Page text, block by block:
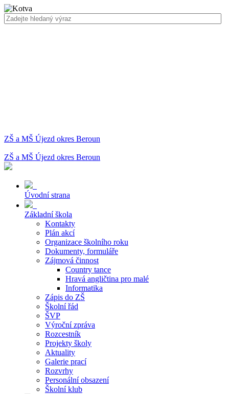
ZŠ a MŠ Újezd okres Beroun
ZŠ a MŠ Újezd okres Beroun
Úvodní strana
Základní škola
Kontakty
Plán akcí
Organizace školního roku
Dokumenty, formuláře
Zájmová činnost
Country tance
Hravá angličtina pro malé
Informatika
Zápis do ZŠ
Školní řád
ŠVP
Výroční zpráva
Rozcestník
Projekty školy
Aktuality
Galerie prací
Rozvrhy
Personální obsazení
Školní klub